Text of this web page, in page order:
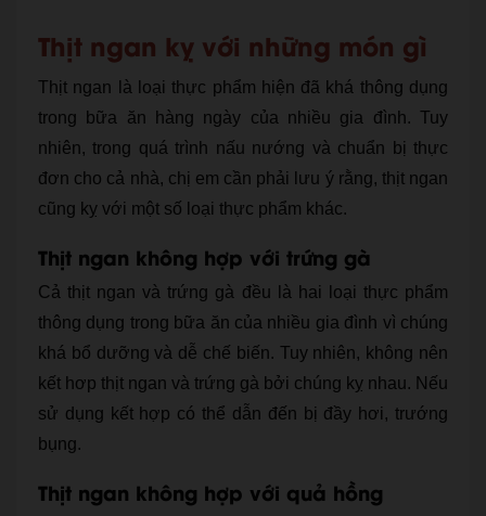
Thịt ngan kỵ với những món gì
Thịt ngan là loại thực phẩm hiện đã khá thông dụng
trong bữa ăn hàng ngày của nhiều gia đình. Tuy
nhiên, trong quá trình nấu nướng và chuẩn bị thực
đơn cho cả nhà, chị em cần phải lưu ý rằng, thịt ngan
cũng kỵ với một số loại thực phẩm khác.
Thịt ngan không hợp với trứng gà
Cả thịt ngan và trứng gà đều là hai loại thực phẩm
thông dụng trong bữa ăn của nhiều gia đình vì chúng
khá bổ dưỡng và dễ chế biến. Tuy nhiên, không nên
kết hơp thịt ngan và trứng gà bởi chúng kỵ nhau. Nếu
sử dụng kết hợp có thể dẫn đến bị đầy hơi, trướng
bụng.
Thịt ngan không hợp với quả hồng